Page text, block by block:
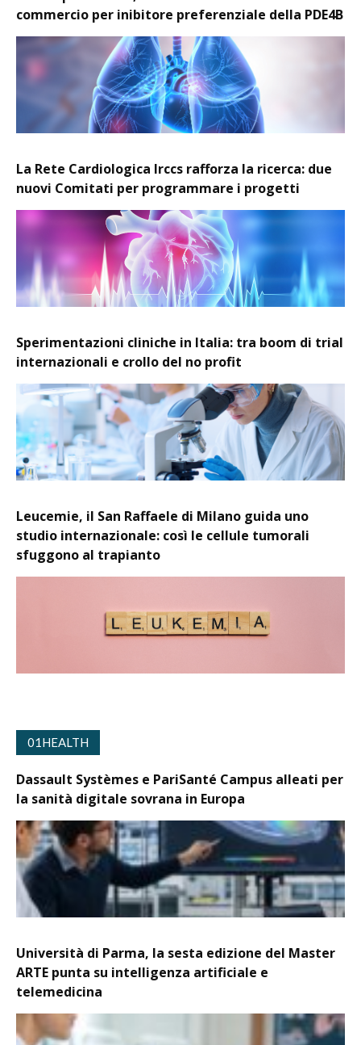
commercio per inibitore preferenziale della PDE4B
La Rete Cardiologica Irccs rafforza la ricerca: due
nuovi Comitati per programmare i progetti
Sperimentazioni cliniche in Italia: tra boom di trial
internazionali e crollo del no profit
Leucemie, il San Raffaele di Milano guida uno
studio internazionale: così le cellule tumorali
sfuggono al trapianto
01HEALTH
Dassault Systèmes e PariSanté Campus alleati per
la sanità digitale sovrana in Europa
Università di Parma, la sesta edizione del Master
ARTE punta su intelligenza artificiale e
telemedicina